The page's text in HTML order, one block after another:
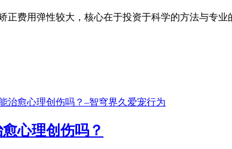
正费用弹性较大，核心在于投资于科学的方法与专
心理创伤吗？